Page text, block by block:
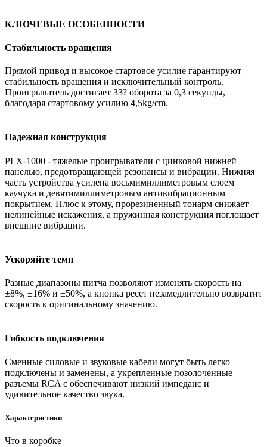
КЛЮЧЕВЫЕ ОСОБЕННОСТИ
Стабильность вращения
Прямой привод и высокое стартовое усилие гарантируют
стабильность вращения и исключительный контроль.
Проигрыватель достигает 33? оборота за 0,3 секунды,
благодаря стартовому усилию 4,5kg/cm.
Надежная конструкция
PLX-1000 - тяжелые проигрыватели с цинковой нижней
панелью, предотвращающей резонансы и вибрации. Нижняя
часть устройства усилена восьмимиллиметровым слоем
каучука и девятимиллиметровым антивибрационным
покрытием. Плюс к этому, прорезиненный тонарм снижает
нелинейные искажения, а пружинная конструкция поглощает
внешние вибрации.
Ускоряйте темп
Разные диапазоны питча позволяют изменять скорость на
±8%, ±16% и ±50%, а кнопка ресет незамедлительно возвратит
скорость к оригинальному значению.
Гибкость подключения
Сменные силовые и звуковые кабели могут быть легко
подключены и заменены, а укрепленные позолоченные
разъемы RCA с обеспечивают низкий импеданс и
удивительное качество звука.
Характеристики
Что в коробке